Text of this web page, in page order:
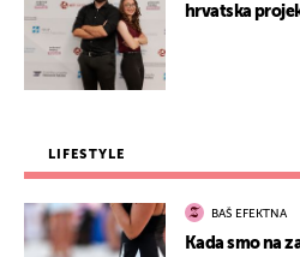
hrvatska
LIFESTYLE
BAŠ EFEKTNA
Kada smo na